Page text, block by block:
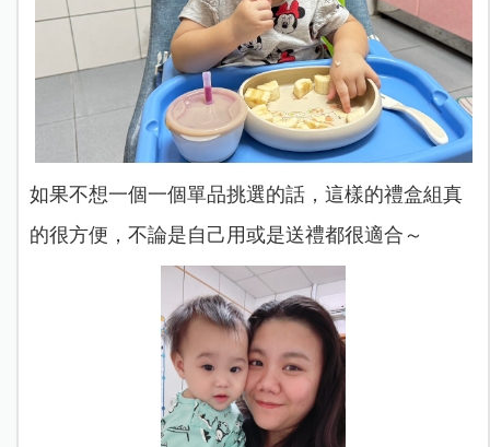
如果不想一個一個單品挑選的話，這樣的禮盒組真
的很方便，不論是自己用或是送禮都很適合～